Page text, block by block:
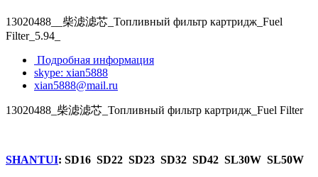
13020488__柴滤滤芯_Топливный фильтр картридж_Fuel
Filter_5.94_
Подробная информация
skype: xian5888
xian5888@mail.ru
13020488_柴滤滤芯_Топливный фильтр картридж_Fuel Filter
SHANTUI: SD16 SD22 SD23 SD32 SD42 SL30W SL50W